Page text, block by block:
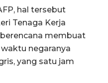
hal tersebut
Tenaga Kerja
membuat
negaranya
yang satu jam